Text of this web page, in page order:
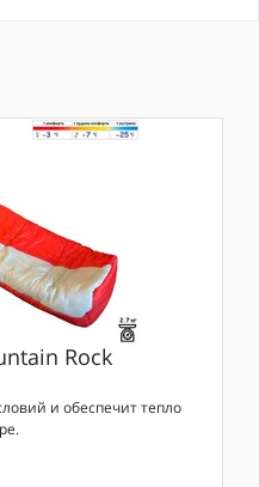
Rock
и обеспечит тепло